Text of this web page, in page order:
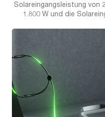
Solareingangsleistung von
1.800 W und die